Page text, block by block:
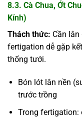
8.3. Cà Chua, Ớt
Kính)
Thách thức: Cần
fertigation dễ gặp
thống tưới.
Bón lót lân nền
trước trồng
Trong fertigation: